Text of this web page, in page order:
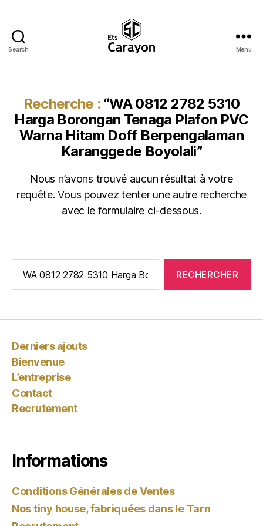
Search Menu
Recherche : “WA 0812 2782 5310
Harga Borongan Tenaga Plafon PVC
Warna Hitam Doff Berpengalaman
Karanggede Boyolali”
Nous n’avons trouvé aucun résultat à votre
requête. Vous pouvez tenter une autre recherche
avec le formulaire ci-dessous.
Derniers ajouts
Bienvenue
L’entreprise
Contact
Recrutement
Informations
Conditions Générales de Ventes
Nos tiny house, fabriquées dans le Tarn